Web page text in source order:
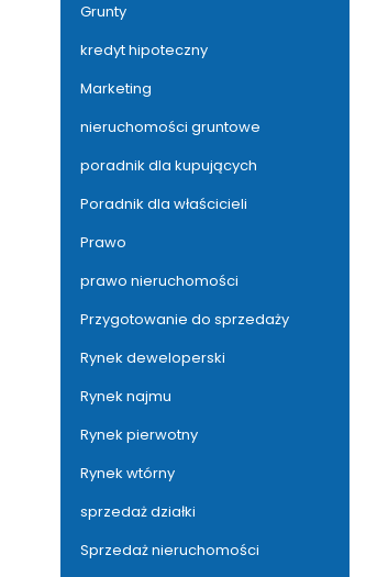
Grunty
kredyt hipoteczny
Marketing
nieruchomości gruntowe
poradnik dla kupujących
Poradnik dla właścicieli
Prawo
prawo nieruchomości
Przygotowanie do sprzedaży
Rynek deweloperski
Rynek najmu
Rynek pierwotny
Rynek wtórny
sprzedaż działki
Sprzedaż nieruchomości